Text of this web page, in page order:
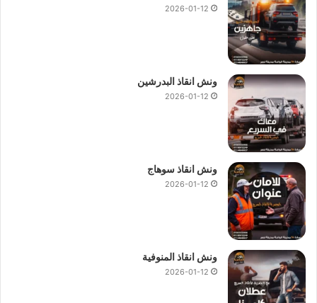
2026-01-12
ونش انقاذ البدرشين
2026-01-12
ونش انقاذ سوهاج
2026-01-12
ونش انقاذ المنوفية
2026-01-12